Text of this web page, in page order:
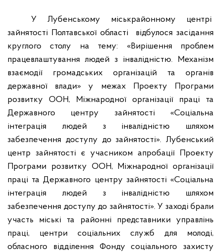
У Лубенському міськрайонному центрі
зайнятості Полтавської області
відбулося засідання
круглого столу на тему: «Вирішення проблем
працевлаштування людей з інвалідністю. Механізм
взаємодії громадських організацій та органів
державної влади» у межах Проекту Програми
розвитку ООН, Міжнародної організації праці та
Державного центру зайнятості «Соціальна
інтеграція людей з інвалідністю шляхом
забезпечення доступу до зайнятості». Лубенський
центр зайнятості є учасником апробації Проекту
Програми розвитку ООН, Міжнародної організації
праці та Державного центру зайнятості «Соціальна
інтеграція людей з інвалідністю шляхом
забезпечення доступу до зайнятості». У заході брали
участь міські та районні представники управлінь
праці, центри соціальних служб для молоді,
обласного відділення Фонду соціального захисту